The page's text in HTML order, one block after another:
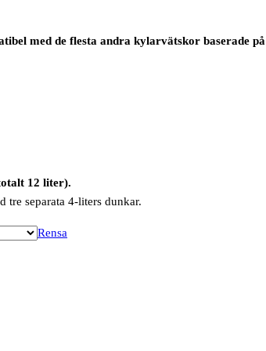
med de flesta andra kylarvätskor baserade på
12 liter).
tre separata 4-liters dunkar.
Rensa